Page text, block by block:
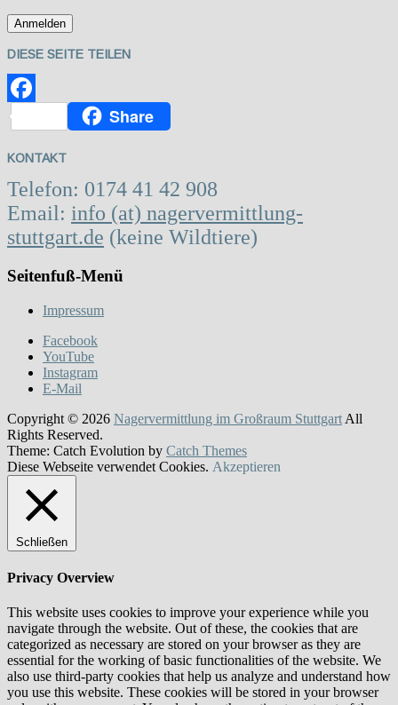
DIESE SEITE TEILEN
FacebookShare
KONTAKT
Telefon: 0174 41 42 908
Email: info (at) nagervermittlung-
stuttgart.de (keine Wildtiere)
Seitenfuß-Menü
Impressum
Facebook
YouTube
Instagram
E-Mail
Copyright © 2026 Nagervermittlung im Großraum Stuttgart All
Rights Reserved.
Theme: Catch Evolution by Catch Themes
Diese Webseite verwendet Cookies. Akzeptieren
Schließen
Privacy Overview
This website uses cookies to improve your experience while you
navigate through the website. Out of these, the cookies that are
categorized as necessary are stored on your browser as they are
essential for the working of basic functionalities of the website. We
also use third-party cookies that help us analyze and understand how
you use this website. These cookies will be stored in your browser